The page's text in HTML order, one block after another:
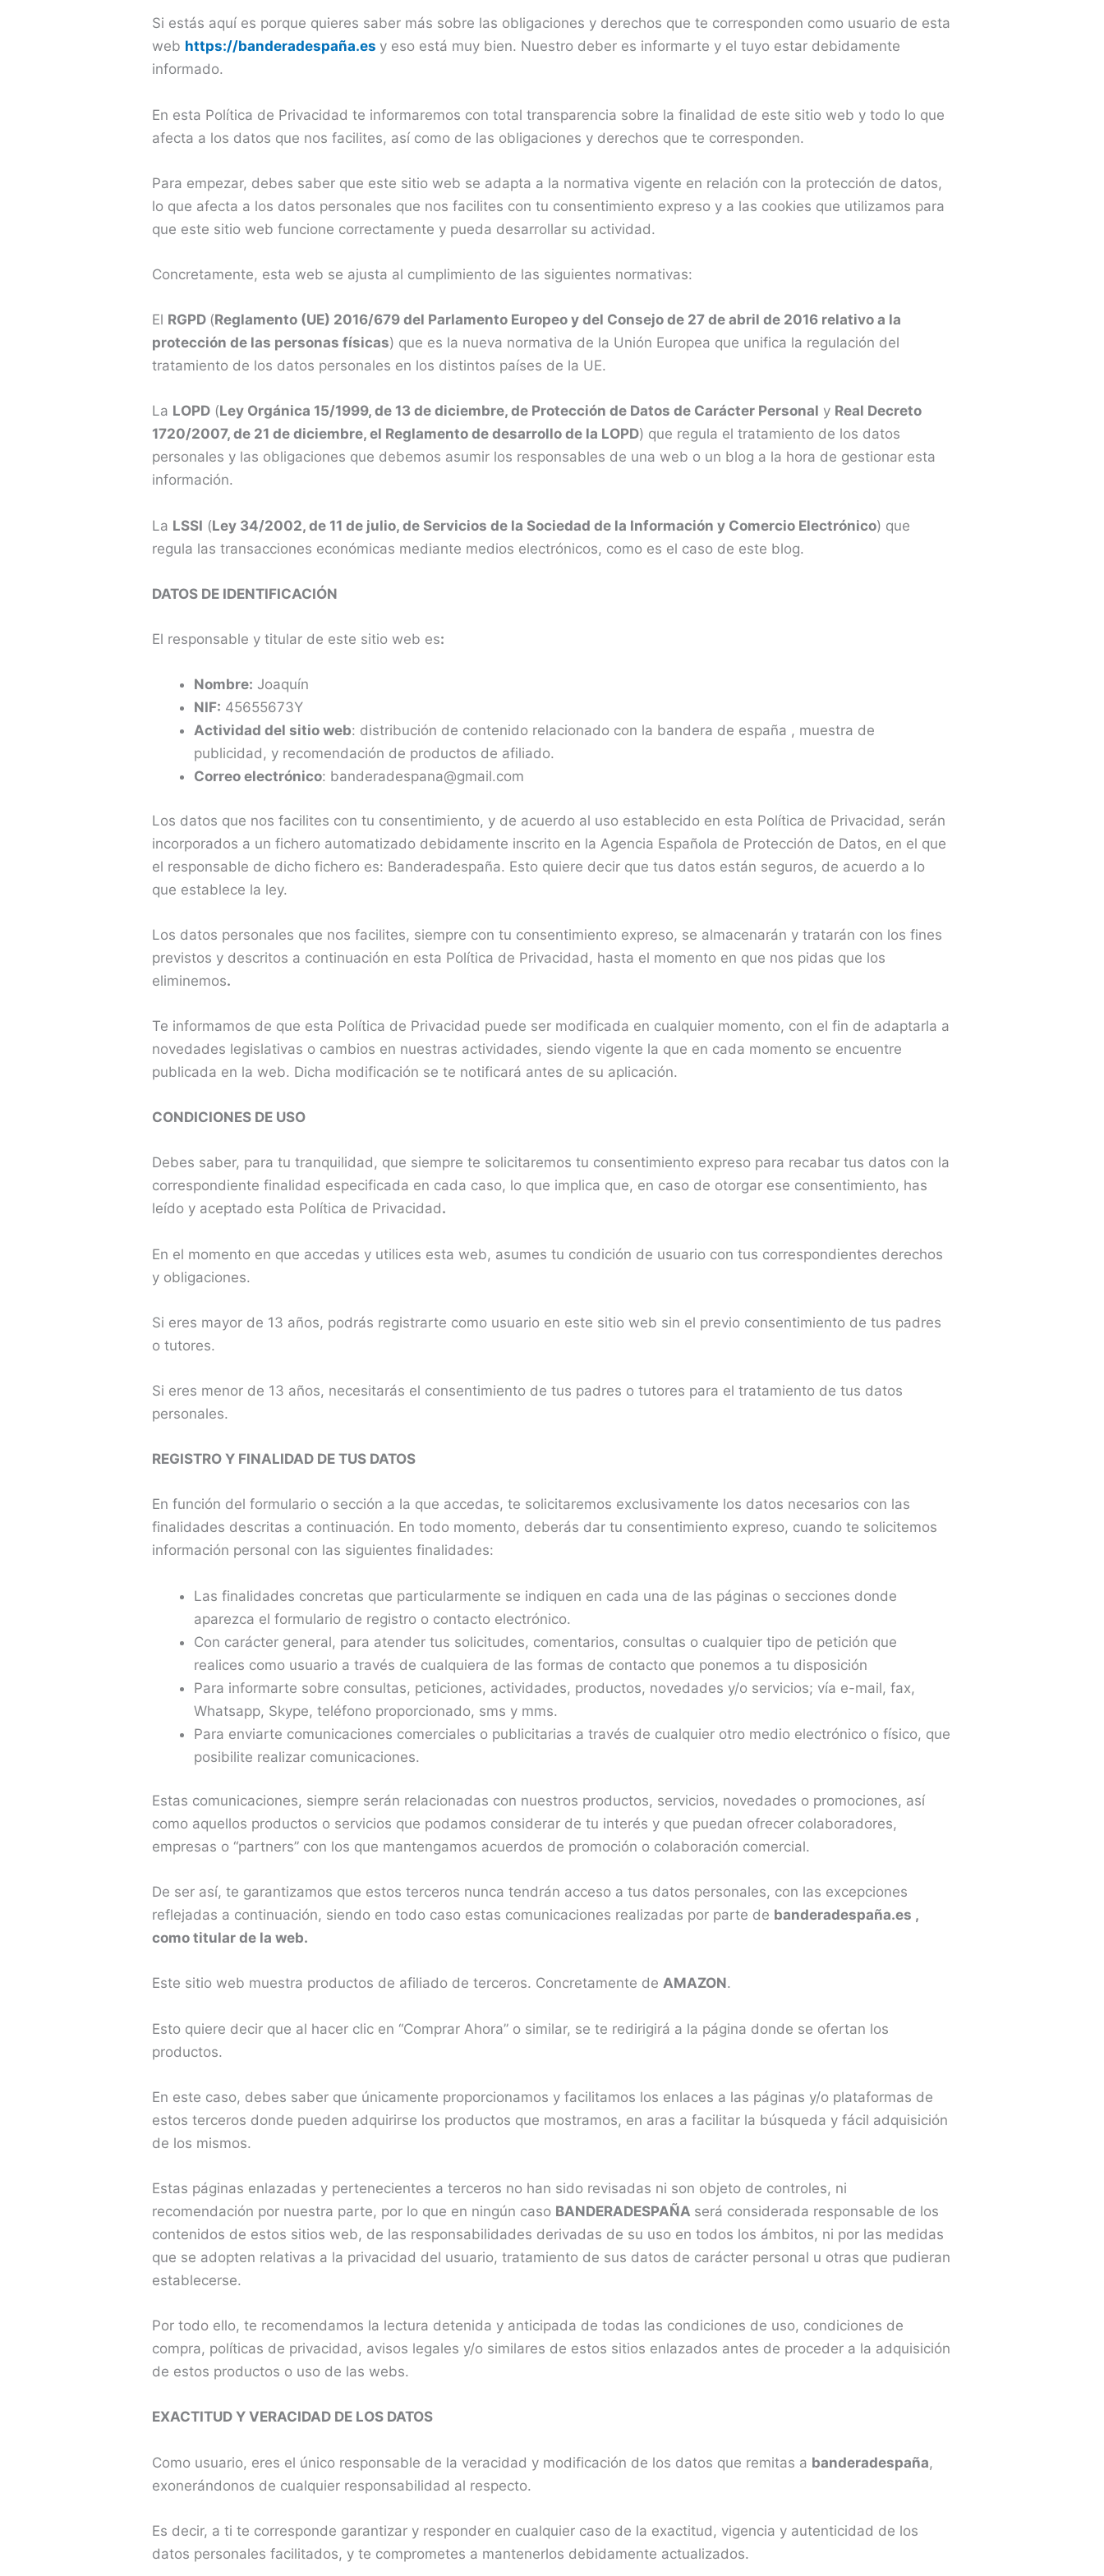
Si estás aquí es porque quieres saber más sobre las obligaciones y derechos que te corresponden como usuario de esta
web https://banderadespaña.es y eso está muy bien. Nuestro deber es informarte y el tuyo estar debidamente
informado.
En esta Política de Privacidad te informaremos con total transparencia sobre la finalidad de este sitio web y todo lo que
afecta a los datos que nos facilites, así como de las obligaciones y derechos que te corresponden.
Para empezar, debes saber que este sitio web se adapta a la normativa vigente en relación con la protección de datos,
lo que afecta a los datos personales que nos facilites con tu consentimiento expreso y a las cookies que utilizamos para
que este sitio web funcione correctamente y pueda desarrollar su actividad.
Concretamente, esta web se ajusta al cumplimiento de las siguientes normativas:
El RGPD (Reglamento (UE) 2016/679 del Parlamento Europeo y del Consejo de 27 de abril de 2016 relativo a la
protección de las personas físicas) que es la nueva normativa de la Unión Europea que unifica la regulación del
tratamiento de los datos personales en los distintos países de la UE.
La LOPD (Ley Orgánica 15/1999, de 13 de diciembre, de Protección de Datos de Carácter Personal y Real Decreto
1720/2007, de 21 de diciembre, el Reglamento de desarrollo de la LOPD) que regula el tratamiento de los datos
personales y las obligaciones que debemos asumir los responsables de una web o un blog a la hora de gestionar esta
información.
La LSSI (Ley 34/2002, de 11 de julio, de Servicios de la Sociedad de la Información y Comercio Electrónico) que
regula las transacciones económicas mediante medios electrónicos, como es el caso de este blog.
DATOS DE IDENTIFICACIÓN
El responsable y titular de este sitio web es:
Nombre: Joaquín
NIF: 45655673Y
Actividad del sitio web: distribución de contenido relacionado con la bandera de españa , muestra de
publicidad, y recomendación de productos de afiliado.
Correo electrónico: banderadespana@gmail.com
Los datos que nos facilites con tu consentimiento, y de acuerdo al uso establecido en esta Política de Privacidad, serán
incorporados a un fichero automatizado debidamente inscrito en la Agencia Española de Protección de Datos, en el que
el responsable de dicho fichero es: Banderadespaña. Esto quiere decir que tus datos están seguros, de acuerdo a lo
que establece la ley.
Los datos personales que nos facilites, siempre con tu consentimiento expreso, se almacenarán y tratarán con los fines
previstos y descritos a continuación en esta Política de Privacidad, hasta el momento en que nos pidas que los
eliminemos.
Te informamos de que esta Política de Privacidad puede ser modificada en cualquier momento, con el fin de adaptarla a
novedades legislativas o cambios en nuestras actividades, siendo vigente la que en cada momento se encuentre
publicada en la web. Dicha modificación se te notificará antes de su aplicación.
CONDICIONES DE USO
Debes saber, para tu tranquilidad, que siempre te solicitaremos tu consentimiento expreso para recabar tus datos con la
correspondiente finalidad especificada en cada caso, lo que implica que, en caso de otorgar ese consentimiento, has
leído y aceptado esta Política de Privacidad.
En el momento en que accedas y utilices esta web, asumes tu condición de usuario con tus correspondientes derechos
y obligaciones.
Si eres mayor de 13 años, podrás registrarte como usuario en este sitio web sin el previo consentimiento de tus padres
o tutores.
Si eres menor de 13 años, necesitarás el consentimiento de tus padres o tutores para el tratamiento de tus datos
personales.
REGISTRO Y FINALIDAD DE TUS DATOS
En función del formulario o sección a la que accedas, te solicitaremos exclusivamente los datos necesarios con las
finalidades descritas a continuación. En todo momento, deberás dar tu consentimiento expreso, cuando te solicitemos
información personal con las siguientes finalidades:
Las finalidades concretas que particularmente se indiquen en cada una de las páginas o secciones donde
aparezca el formulario de registro o contacto electrónico.
Con carácter general, para atender tus solicitudes, comentarios, consultas o cualquier tipo de petición que
realices como usuario a través de cualquiera de las formas de contacto que ponemos a tu disposición
Para informarte sobre consultas, peticiones, actividades, productos, novedades y/o servicios; vía e-mail, fax,
Whatsapp, Skype, teléfono proporcionado, sms y mms.
Para enviarte comunicaciones comerciales o publicitarias a través de cualquier otro medio electrónico o físico, que
posibilite realizar comunicaciones.
Estas comunicaciones, siempre serán relacionadas con nuestros productos, servicios, novedades o promociones, así
como aquellos productos o servicios que podamos considerar de tu interés y que puedan ofrecer colaboradores,
empresas o “partners” con los que mantengamos acuerdos de promoción o colaboración comercial.
De ser así, te garantizamos que estos terceros nunca tendrán acceso a tus datos personales, con las excepciones
reflejadas a continuación, siendo en todo caso estas comunicaciones realizadas por parte de banderadespaña.es ,
como titular de la web.
Este sitio web muestra productos de afiliado de terceros. Concretamente deAMAZON.
Esto quiere decir que al hacer clic en “Comprar Ahora” o similar, se te redirigirá a la página donde se ofertan los
productos.
En este caso, debes saber que únicamente proporcionamos y facilitamos los enlaces a las páginas y/o plataformas de
estos terceros donde pueden adquirirse los productos que mostramos, en aras a facilitar la búsqueda y fácil adquisición
de los mismos.
Estas páginas enlazadas y pertenecientes a terceros no han sido revisadas ni son objeto de controles, ni
recomendación por nuestra parte, por lo que en ningún caso BANDERADESPAÑA será considerada responsable de los
contenidos de estos sitios web, de las responsabilidades derivadas de su uso en todos los ámbitos, ni por las medidas
que se adopten relativas a la privacidad del usuario, tratamiento de sus datos de carácter personal u otras que pudieran
establecerse.
Por todo ello, te recomendamos la lectura detenida y anticipada de todas las condiciones de uso, condiciones de
compra, políticas de privacidad, avisos legales y/o similares de estos sitios enlazados antes de proceder a la adquisición
de estos productos o uso de las webs.
EXACTITUD Y VERACIDAD DE LOS DATOS
Como usuario, eres el único responsable de la veracidad y modificación de los datos que remitas a banderadespaña,
exonerándonos de cualquier responsabilidad al respecto.
Es decir, a ti te corresponde garantizar y responder en cualquier caso de la exactitud, vigencia y autenticidad de los
datos personales facilitados, y te comprometes a mantenerlos debidamente actualizados.